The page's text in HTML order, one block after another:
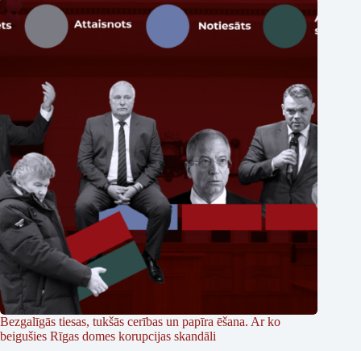
Bezgalīgās tiesas, tukšās cerības un papīra ēšana. Ar ko
beigušies Rīgas domes korupcijas skandāli